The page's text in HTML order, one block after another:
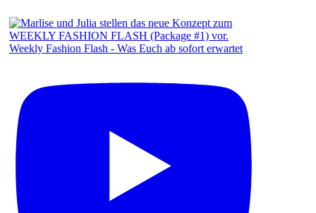
Weekly Fashion Flash - Was Euch ab sofort erwartet